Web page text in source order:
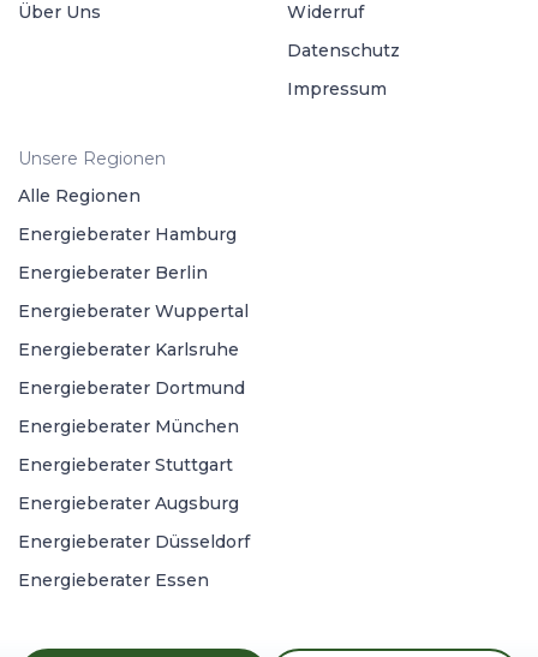
Über Uns
Widerruf
Datenschutz
Impressum
Unsere Regionen
Alle Regionen
Energieberater Hamburg
Energieberater Berlin
Energieberater Wuppertal
Energieberater Karlsruhe
Energieberater Dortmund
Energieberater München
Energieberater Stuttgart
Energieberater Augsburg
Energieberater Düsseldorf
Energieberater Essen